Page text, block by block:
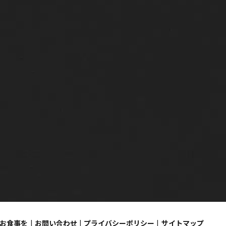
食事を お問い合わせ プライバシーポリシー サイトマップ